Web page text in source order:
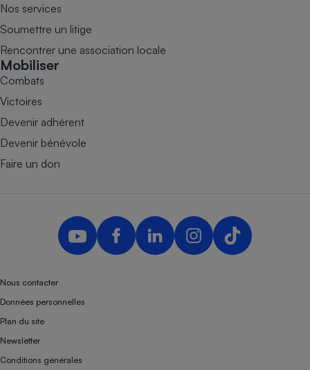
Nos services
Soumettre un litige
Rencontrer une association locale
Mobiliser
Combats
Victoires
Devenir adhérent
Devenir bénévole
Faire un don
Nous contacter
Données personnelles
Plan du site
Newsletter
Conditions générales